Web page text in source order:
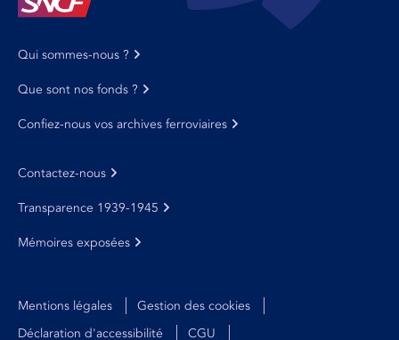
Qui sommes-nous ?
Que sont nos fonds ?
Confiez-nous vos archives ferroviaires
Contactez-nous
Transparence 1939-1945
Mémoires exposées
Mentions légales
Gestion des cookies
Déclaration d'accessibilité
CGU